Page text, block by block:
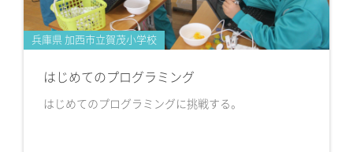
兵庫県 加西市立賀茂小学校
はじめてのプログラミング
はじめてのプログラミングに挑戦する。